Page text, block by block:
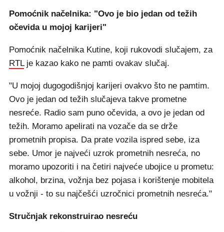
Pomoćnik načelnika: "Ovo je bio jedan od težih
očevida u mojoj karijeri"
Pomoćnik načelnika Kutine, koji rukovodi slučajem, za
RTLje kazao kako ne pamti ovakav slučaj.
"U mojoj dugogodišnjoj karijeri ovakvo što ne pamtim.
Ovo je jedan od težih slučajeva takve prometne
nesreće. Radio sam puno očevida, a ovo je jedan od
težih. Moramo apelirati na vozače da se drže
prometnih propisa. Da prate vozila ispred sebe, iza
sebe. Umor je najveći uzrok prometnih nesreća, no
moramo upozoriti i na četiri najveće ubojice u prometu:
alkohol, brzina, vožnja bez pojasa i korištenje mobitela
u vožnji - to su najčešći uzročnici prometnih nesreća."
Stručnjak rekonstruirao nesreću